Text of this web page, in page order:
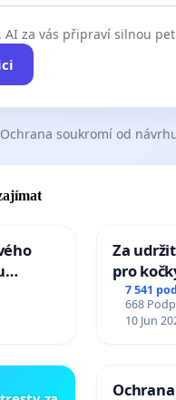
AI za vás připraví silnou
Ochrana soukromí od
–
Za
pro
7 541
668
10 Jun